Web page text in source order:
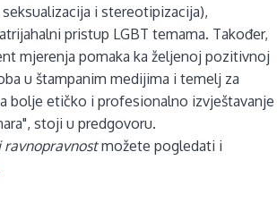
i stereotipizacija),
pristup LGBT temama. Također,
mjerenja pomaka ka željenoj pozitivnoj
u štampanim medijima i temelj za
bolje etičko i profesionalno izvještavanje
stoji u predgovoru.
ravnopravnostmožete pogledati i